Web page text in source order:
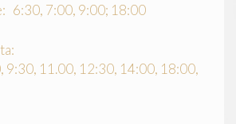
6:30, 7:00, 9:00; 18:00
9:30, 11.00, 12:30, 14:00, 18:00,